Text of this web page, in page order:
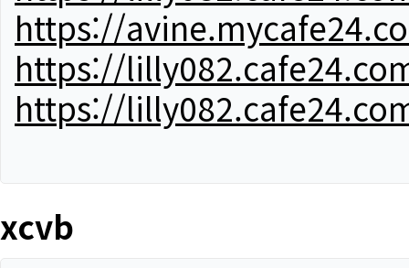
https://
https://
https://
xcvb